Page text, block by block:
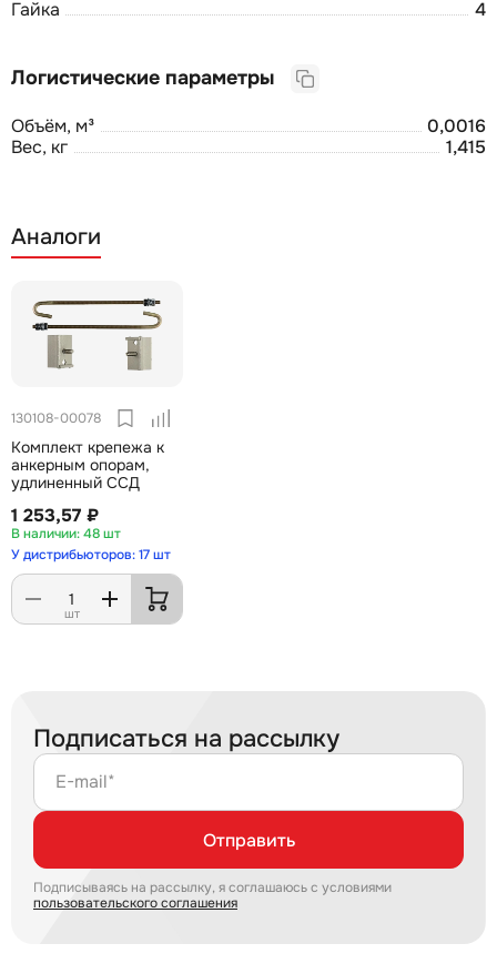
Гайка
4
Логистические параметры
Объём, м³
0,0016
Вес, кг
1,415
Аналоги
130108-00078
Комплект крепежа к
анкерным опорам,
удлиненный ССД
1 253,57 ₽
48 шт
У дистрибьюторов: 17 шт
шт
Подписаться на рассылку
E-mail*
Отправить
Подписываясь на рассылку, я соглашаюсь с условиями
пользовательского соглашения